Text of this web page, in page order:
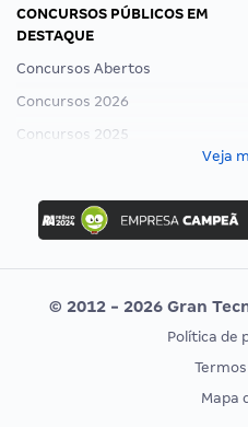
CONCURSOS PÚBLICOS EM
DESTAQUE
Concursos Abertos
Concursos 2026
Concursos 2025
Concurso Ibama
Concurso MPU
Editais publicados
CONCURSOS POR PROFISSÃO
Veja
© 2012 - 2026 Gran
Política de
Mapa